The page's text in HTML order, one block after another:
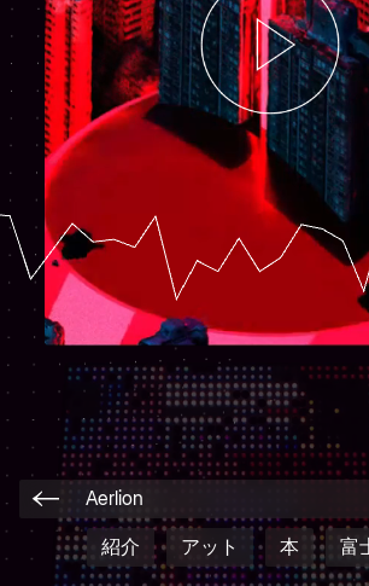
紹介 アット 本 富
Aerlion